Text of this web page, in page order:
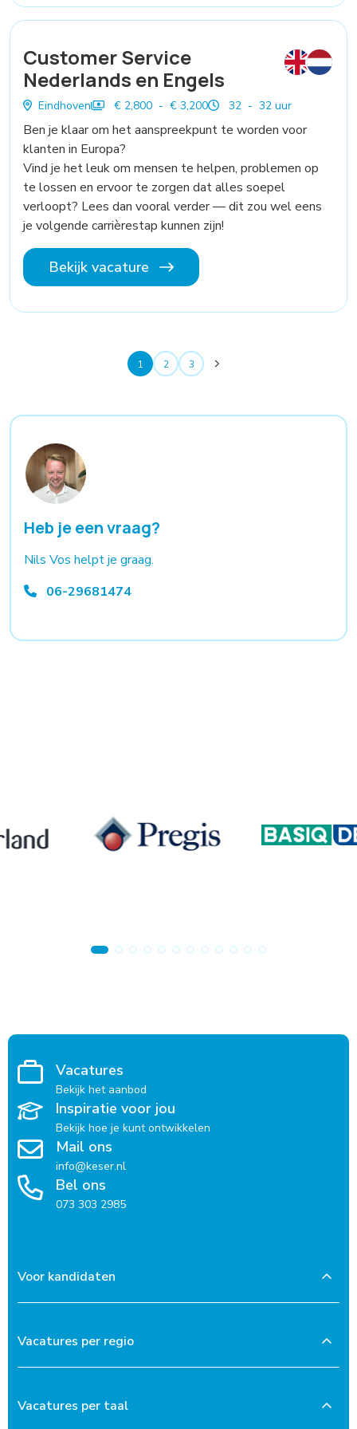
Customer Service
Nederlands en Engels
Eindhoven € 2,800 - € 3,200 32 - 32 uur
Ben je klaar om het aanspreekpunt te worden voor
klanten in Europa?
Vind je het leuk om mensen te helpen, problemen op
te lossen en ervoor te zorgen dat alles soepel
verloopt? Lees dan vooral verder — dit zou wel eens
je volgende carrièrestap kunnen zijn!
Bekijk vacature
1 2 3
Heb je een vraag?
Nils Vos helpt je graag.
06-29681474
Vacatures
Bekijk het aanbod
Inspiratie voor jou
Bekijk hoe je kunt ontwikkelen
Mail ons
info@keser.nl
Bel ons
073 303 2985
Voor kandidaten
Vacatures per regio
Vacatures per taal